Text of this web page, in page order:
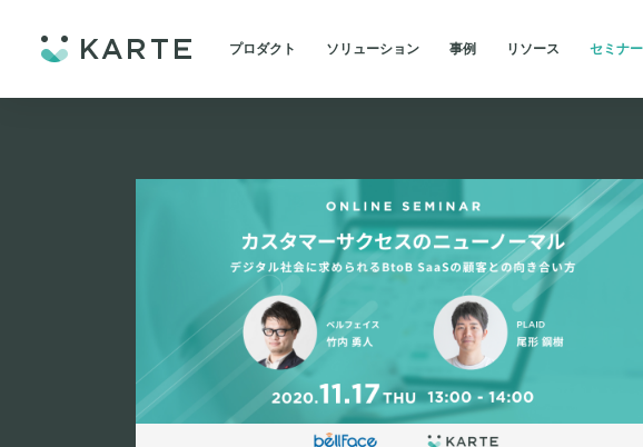
プロダクト
データの統合・可視化・分析
for Site Management
KARTE Blocks
サイトをBlockで管理
KARTE
チャッ
ニケー
マル
ソリューション
金融・保険・Fintech
小売・アパレル
ユーザビリテ
Shopifyで活用
データ活用を
事例
導入企業・業界
リソース
よくあるご質問
セキュリティ
ギャラリー
CX Platform
セミナー